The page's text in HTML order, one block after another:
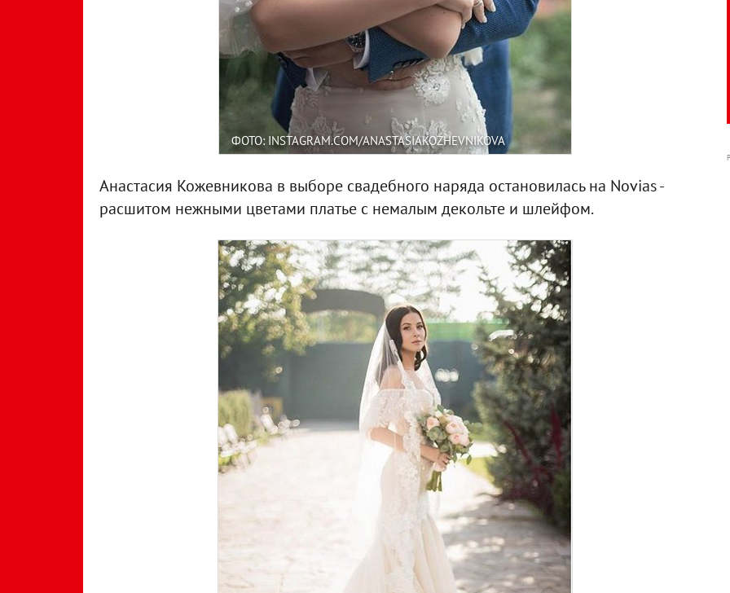
ФОТО: INSTAGRAM.COM/ANASTASIAKOZHEVNIKOVA
Анастасия Кожевникова в выборе свадебного наряда остановилась на Novias -
расшитом нежными цветами платье с немалым декольте и шлейфом.